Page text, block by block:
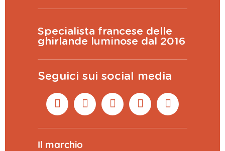
Specialista francese delle
ghirlande luminose dal 2016
Seguici sui social media
Il marchio